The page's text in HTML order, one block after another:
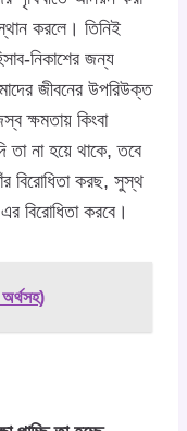
করলে। তিনিই
নিকাশের জন্য
জীবনের উপরিউক্ত
ক্ষমতায় কিংবা
তা না হয়ে থাকে, তবে
বিরোধিতা করছ, সুস্থ
বিরোধিতা করবে।
অর্থসহ)